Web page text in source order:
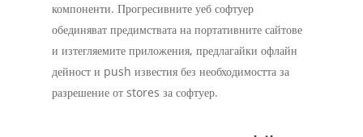
компоненти. Прогресивните уеб софтуер
обединяват предимствата на портативните сайтове
и изтегляемите приложения, предлагайки офлайн
дейност и push известия без необходимостта за
разрешение от stores за софтуер.